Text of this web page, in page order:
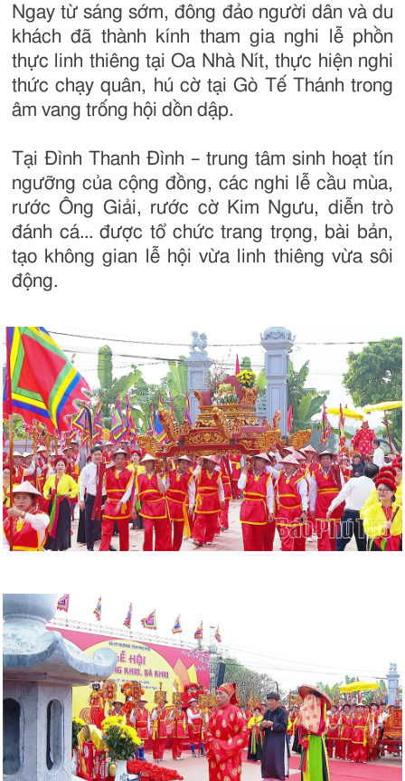
Ngay từ sáng sớm, đông đảo người dân và du
khách đã thành kính tham gia nghi lễ phồn
thực linh thiêng tại Oa Nhà Nít, thực hiện nghi
thức chạy quân, hú cờ tại Gò Tế Thánh trong
âm vang trống hội dồn dập.
Tại Đình Thanh Đình – trung tâm sinh hoạt tín
ngưỡng của cộng đồng, các nghi lễ cầu mùa,
rước Ông Giải, rước cờ Kim Ngưu, diễn trò
đánh cá... được tổ chức trang trọng, bài bản,
tạo không gian lễ hội vừa linh thiêng vừa sôi
động.